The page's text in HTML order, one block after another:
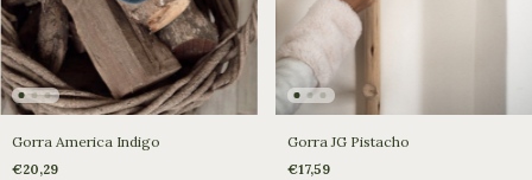
Gorra America Indigo
€20,29
Gorra JG Pistacho
€17,59